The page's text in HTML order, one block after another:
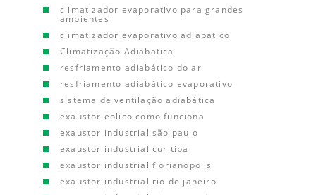
climatizador evaporativo para grandes
ambientes
climatizador evaporativo adiabatico
Climatização Adiabatica
resfriamento adiabático do ar
resfriamento adiabático evaporativo
sistema de ventilação adiabática
exaustor eolico como funciona
exaustor industrial são paulo
exaustor industrial curitiba
exaustor industrial florianopolis
exaustor industrial rio de janeiro